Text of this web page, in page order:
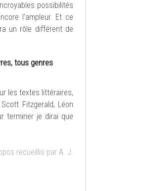
possibilités
l’ampleur. Et ce
un rôle différent de
tous genres
les textes littéraires,
Fitzgerald, Léon
terminer je dirai que
recueillis par A. J.